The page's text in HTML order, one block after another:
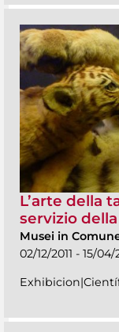
L’arte della
servizio
Musei in
02/12/2011 - 15/04/